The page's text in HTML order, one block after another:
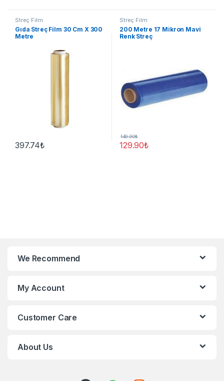
Streç Film
Gıda Streç Film 30 Cm X 300
Metre
397.74₺
Streç Film
200 Metre 17 Mikron Mavi
Renk Streç
129.90₺
149.90₺
We Recommend
My Account
Customer Care
About Us